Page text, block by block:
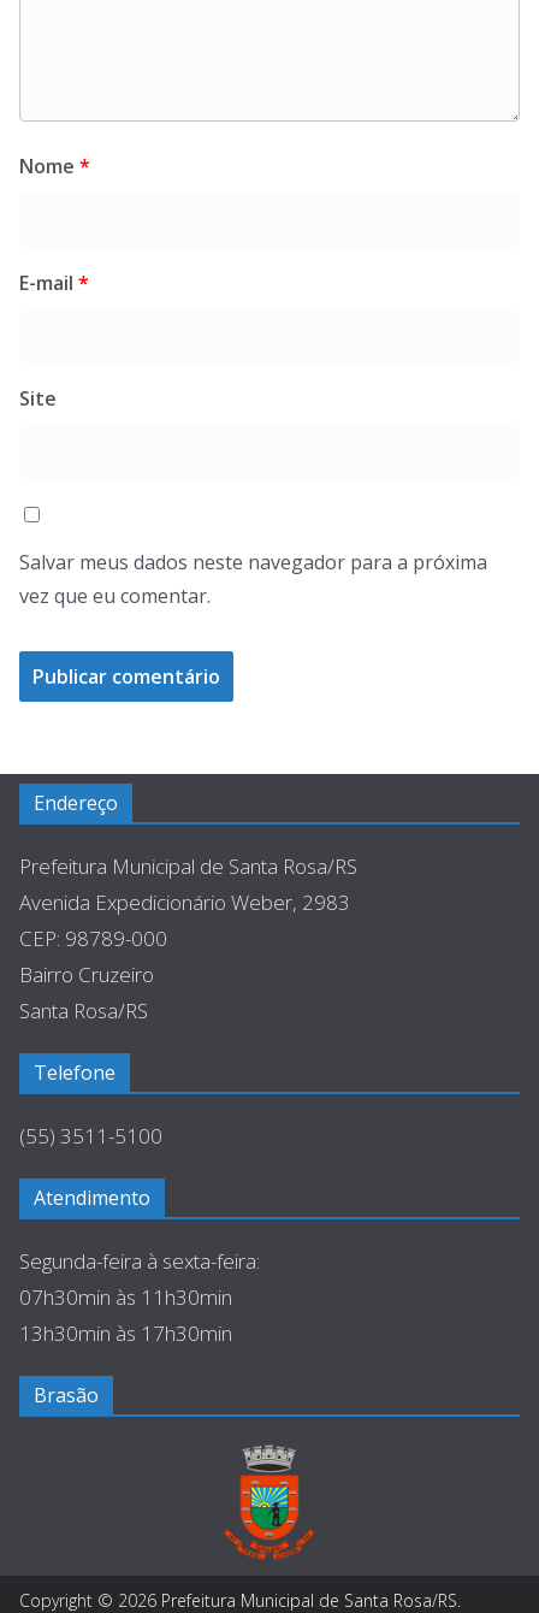
Nome *
E-mail *
Site
Salvar meus dados neste navegador para a próxima
vez que eu comentar.
Endereço
Prefeitura Municipal de Santa Rosa/RS
Avenida Expedicionário Weber, 2983
CEP: 98789-000
Bairro Cruzeiro
Santa Rosa/RS
Telefone
(55) 3511-5100
Atendimento
Segunda-feira à sexta-feira:
07h30min às 11h30min
13h30min às 17h30min
Brasão
Copyright © 2026 Prefeitura Municipal de Santa Rosa/RS.